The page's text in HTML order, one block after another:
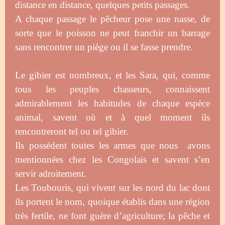
distance en distance, quelques petits passages.
A chaque passage le pêcheur pose une nasse, de
sorte que le poisson ne peut franchir un barrage
sans rencontrer un piège ou il se fasse prendre.
Le gibier est nombreux, et les Sara, qui, comme
tous les peuples chasseurs, connaissent
admirablement les habitudes de chaque espèce
animal, savent où et à quel moment ils
rencontreront tel ou tel gibier.
Ils possèdent toutes les armes que nous avons
mentionnées chez les Congolais et savent s’en
servir adroitement.
Les Toubouris, qui vivent sur les nord du lac dont
ils portent le nom, quoique établis dans une région
très fertile, ne font guère d’agriculture; la pêche et